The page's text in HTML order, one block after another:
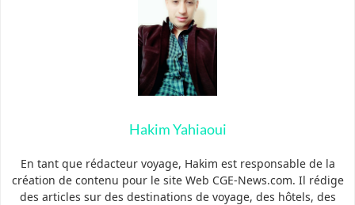
Hakim Yahiaoui
En tant que rédacteur voyage, Hakim est responsable de la
création de contenu pour le site Web CGE-News.com. Il rédige
des articles sur des destinations de voyage, des hôtels, des